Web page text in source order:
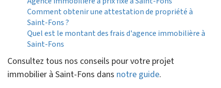
Comment obtenir une attestation de propriété à
Saint-Fons ?
Quel est le montant des frais d'agence immobilière à
Saint-Fons
Consultez tous nos conseils pour votre projet
immobilier à Saint-Fons dans notre guide.